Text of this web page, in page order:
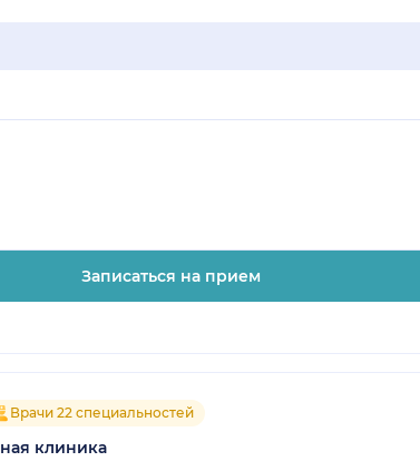
Записаться на прием
Врачи 22 специальностей
клиника